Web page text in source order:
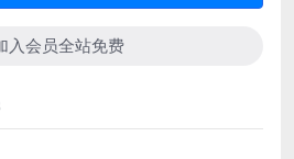
入会员全站免费